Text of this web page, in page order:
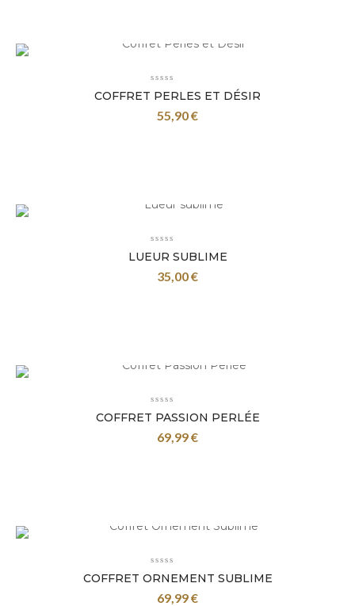
COFFRET PERLES ET DÉSIR
55,90€
LUEUR SUBLIME
35,00€
COFFRET PASSION PERLÉE
69,99€
COFFRET ORNEMENT SUBLIME
69,99€